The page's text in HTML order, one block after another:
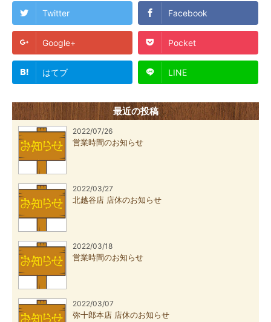
Twitter Facebook
Google+ Pocket
はてブ LINE
最近の投稿
2022/07/26
営業時間のお知らせ
2022/03/27
北越谷店 店休のお知らせ
2022/03/18
営業時間のお知らせ
2022/03/07
弥十郎本店 店休のお知らせ